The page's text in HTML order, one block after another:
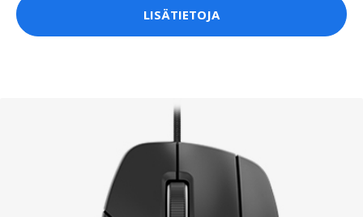
LISÄTIETOJA